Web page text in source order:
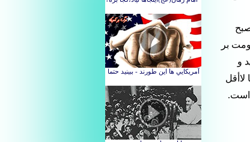
بر
و
است.